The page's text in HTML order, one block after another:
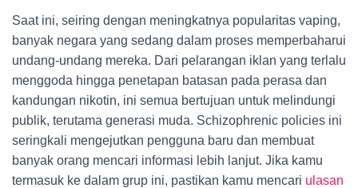
Saat ini, seiring dengan meningkatnya popularitas vaping,
banyak negara yang sedang dalam proses memperbaharui
undang-undang mereka. Dari pelarangan iklan yang terlalu
menggoda hingga penetapan batasan pada perasa dan
kandungan nikotin, ini semua bertujuan untuk melindungi
publik, terutama generasi muda. Schizophrenic policies ini
seringkali mengejutkan pengguna baru dan membuat
banyak orang mencari informasi lebih lanjut. Jika kamu
termasuk ke dalam grup ini, pastikan kamu mencari ulasan